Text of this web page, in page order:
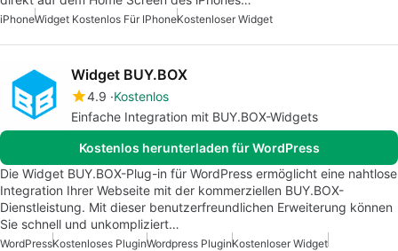
iPhoneWidget Kostenlos Für IPhoneKostenloser Widget
Widget BUY.BOX
4.9 Kostenlos
Einfache Integration mit BUY.BOX-Widgets
Kostenlos herunterladen für WordPress
Die Widget BUY.BOX-Plug-in für WordPress ermöglicht eine nahtlose
Integration Ihrer Webseite mit der kommerziellen BUY.BOX-
Dienstleistung. Mit dieser benutzerfreundlichen Erweiterung können
Sie schnell und unkompliziert…
WordPressKostenloses PluginWordpress PluginKostenloser Widget